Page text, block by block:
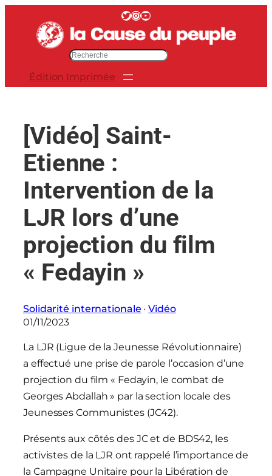
contenu
Twitter InstagramYouTube
r
h
e
r
Édition Imprimée
[Vidéo] Saint-
Etienne :
Intervention de la
LJR lors d’une
projection du film
« Fedayin »
Solidarité internationale · Vidéo
01/11/2023
La LJR (Ligue de la Jeunesse Révolutionnaire)
a effectué une prise de parole l’occasion d’une
projection du film « Fedayin, le combat de
Georges Abdallah » par la section locale des
Jeunesses Communistes (JC42).
Présents aux côtés des JC et de BDS42, les
activistes de la LJR ont rappelé l’importance de
la Campagne Unitaire pour la Libération de